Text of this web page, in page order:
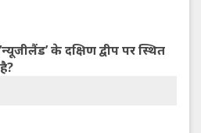
के दक्षिण द्वीप पर स्थित